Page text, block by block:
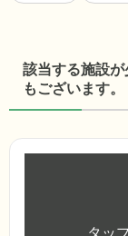
該当する施設
もございます。